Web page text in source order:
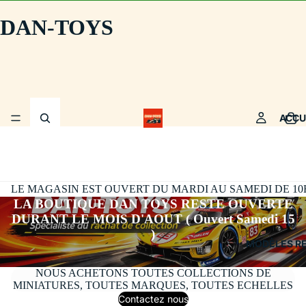
DAN-TOYS
MODÈLES
LE MAGASIN EST OUVERT DU MARDI AU SAMEDI DE
LA BOUTIQUE DAN TOYS RESTE OUVERTE
DURANT LE MOIS D'AOUT ( Ouvert Samedi 15
)
NOUS ACHETONS TOUTES COLLECTIONS DE
MINIATURES, TOUTES MARQUES, TOUTES ECHELLES
Contactez nous